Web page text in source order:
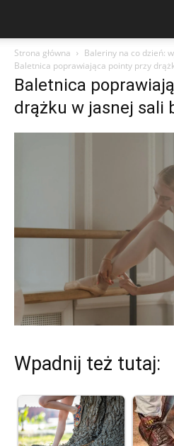
Strona główna
Baleriny na co dzień:
Baletnica poprawiająca pointy przy
Baletnica
drążku w jasnej sali
Wpadnij też tutaj: